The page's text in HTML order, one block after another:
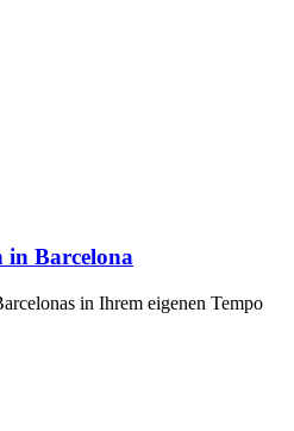
in Barcelona
in Ihrem eigenen Tempo